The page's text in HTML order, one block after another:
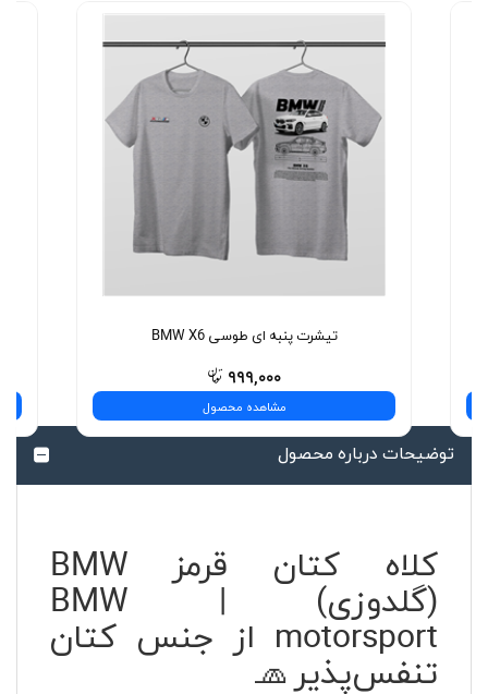
تیشرت پنبه ای طوسی BMW X6
۹۹۹,۰۰۰
مشاهده محصول
توضیحات درباره محصول
کلاه کتان قرمز BMW
(گلدوزی) | BMW
motorsport از جنس کتان
تنفس‌پذیر 🧢